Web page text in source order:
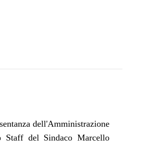
dell'Amministrazione
Staff del Sindaco Marcello